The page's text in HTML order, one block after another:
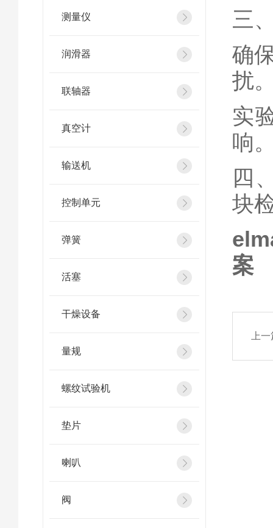
测量仪
润滑器
联轴器
真空计
输送机
控制单元
弹簧
活塞
干燥设备
量规
螺纹试验机
垫片
喇叭
阀
三
确
扰‌
实
响‌
四
块
案
上